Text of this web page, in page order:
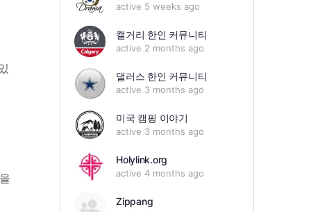
active 5 weeks ago
캘거리 한인 커뮤니티
active 2 months ago
댈러스 한인 커뮤니티
active 3 months ago
미국 캠핑 이야기
active 3 months ago
Holylink.org
active 4 months ago
Zippang